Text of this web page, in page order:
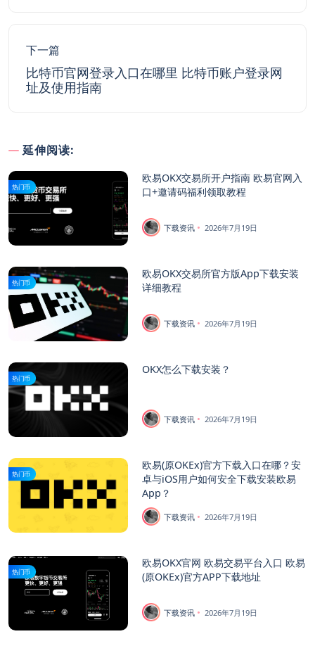
下一篇
比特币官网登录入口在哪里 比特币账户登录网
址及使用指南
延伸阅读:
热门币
欧易OKX交易所开户指南 欧易官网入
口+邀请码福利领取教程
下载资讯 2026年7月19日
热门币
欧易OKX交易所官方版App下载安装
详细教程
下载资讯 2026年7月19日
热门币
OKX怎么下载安装？
下载资讯 2026年7月19日
热门币
欧易(原OKEx)官方下载入口在哪？安
卓与iOS用户如何安全下载安装欧易
App？
下载资讯 2026年7月19日
热门币
欧易OKX官网 欧易交易平台入口 欧易
(原OKEx)官方APP下载地址
下载资讯 2026年7月19日